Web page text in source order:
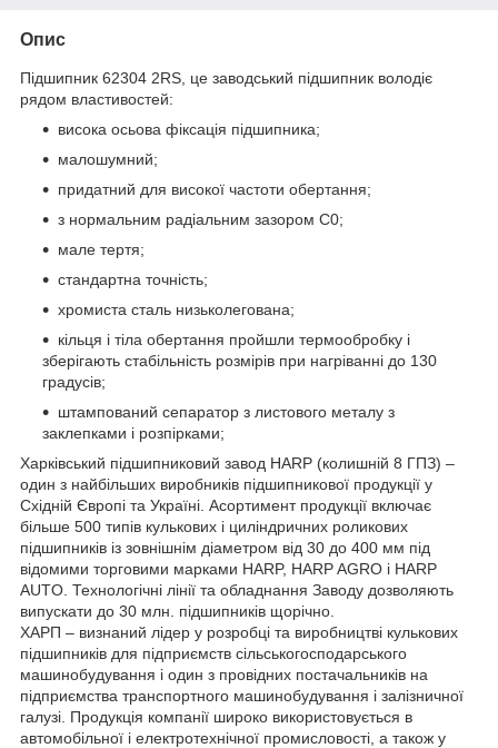
Опис
Підшипник 62304 2RS, це заводський підшипник володіє
рядом властивостей:
висока осьова фіксація підшипника;
малошумний;
придатний для високої частоти обертання;
з нормальним радіальним зазором С0;
мале тертя;
стандартна точність;
хромиста сталь низьколегована;
кільця і тіла обертання пройшли термообробку і
зберігають стабільність розмірів при нагріванні до 130
градусів;
штампований сепаратор з листового металу з
заклепками і розпірками;
Харківський підшипниковий завод HARP (колишній 8 ГПЗ) –
один з найбільших виробників підшипникової продукції у
Східній Європі та Україні. Асортимент продукції включає
більше 500 типів кулькових і циліндричних роликових
підшипників із зовнішнім діаметром від 30 до 400 мм під
відомими торговими марками HARP, HARP AGRO і HARP
AUTO. Технологічні лінії та обладнання Заводу дозволяють
випускати до 30 млн. підшипників щорічно.
ХАРП – визнаний лідер у розробці та виробництві кулькових
підшипників для підприємств сільськогосподарського
машинобудування і один з провідних постачальників на
підприємства транспортного машинобудування і залізничної
галузі. Продукція компанії широко використовується в
автомобільної і електротехнічної промисловості, а також у